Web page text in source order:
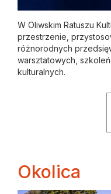
W Oliwskim Ratuszu
przestrzenie,
różnorodnych
warsztatowych,
kulturalnych.
Okolica